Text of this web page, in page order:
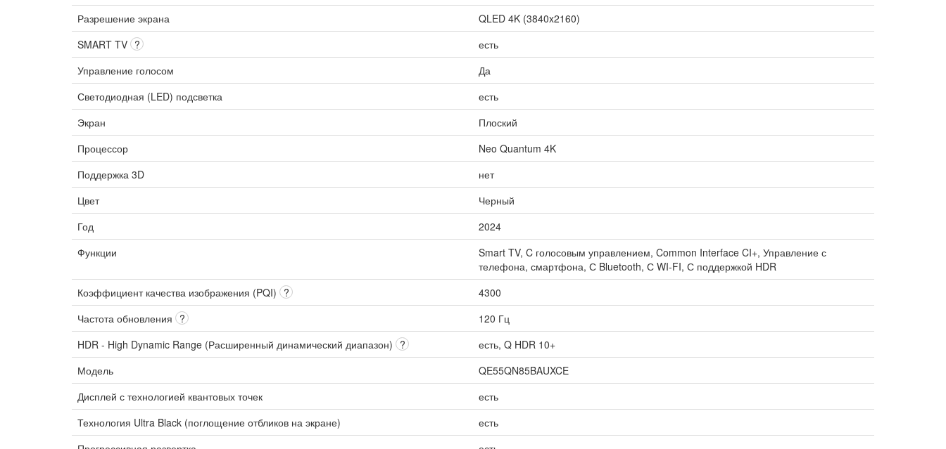
Разрешение экрана
QLED 4K (3840x2160)
SMART TV ?
есть
Управление голосом
Да
Светодиодная (LED) подсветка
есть
Экран
Плоский
Процессор
Neo Quantum 4K
Поддержка 3D
нет
Цвет
Черный
Год
2024
Функции
Smart TV, C голосовым управлением, Common Interface CI+, Управление с
телефона, смартфона, С Bluetooth, С WI-FI, С поддержкой HDR
Коэффициент качества изображения (PQI) ?
4300
Частота обновления ?
120 Гц
HDR - High Dynamic Range (Расширенный динамический диапазон) ?
есть, Q HDR 10+
Модель
QE55QN85BAUXCE
Дисплей с технологией квантовых точек
есть
Технология Ultra Black (поглощение отбликов на экране)
есть